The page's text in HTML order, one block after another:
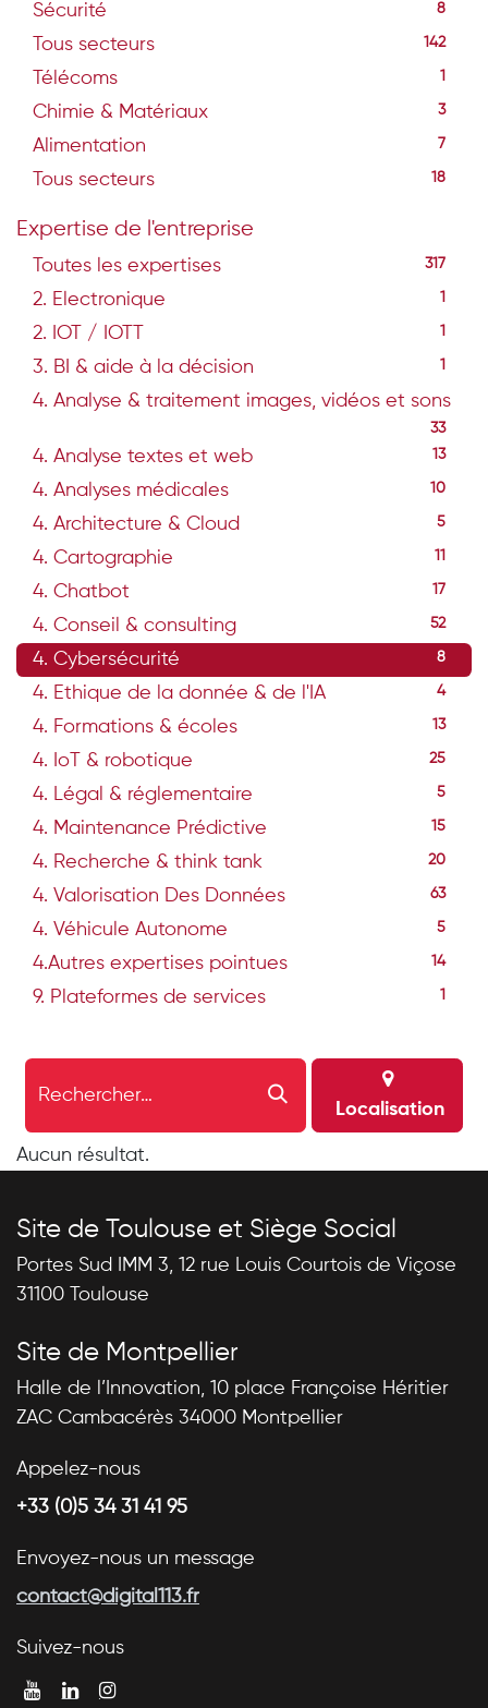
Sécurité 8
Tous secteurs 142
Télécoms 1
Chimie & Matériaux 3
Alimentation 7
Tous secteurs 18
Expertise de l'entreprise
Toutes les expertises 317
2. Electronique 1
2. IOT / IOTT 1
3. BI & aide à la décision 1
4. Analyse & traitement images, vidéos et sons
33
4. Analyse textes et web 13
4. Analyses médicales 10
4. Architecture & Cloud 5
4. Cartographie
4. Chatbot 17
4. Conseil & consulting 52
4. Cybersécurité 8
4. Ethique de la donnée & de l'IA 4
4. Formations & écoles 13
4. IoT & robotique 25
4. Légal & réglementaire 5
4. Maintenance Prédictive 15
4. Recherche & think tank 20
4. Valorisation Des Données 63
4. Véhicule Autonome 5
4.Autres expertises pointues 14
9. Plateformes de services
Localisation
Aucun résultat.
Site de Toulouse et Siège Social
Portes Sud IMM 3, 12 rue Louis Courtois de Viçose
31100 Toulouse
Site de Montpellier
Halle de l’Innovation, 10 place Françoise Héritier
ZAC Cambacérès 34000 Montpellier
Appelez-nous
+33 (0)5 34 31 41 95
Envoyez-nous un message
contact@digital113.fr
Suivez-nous